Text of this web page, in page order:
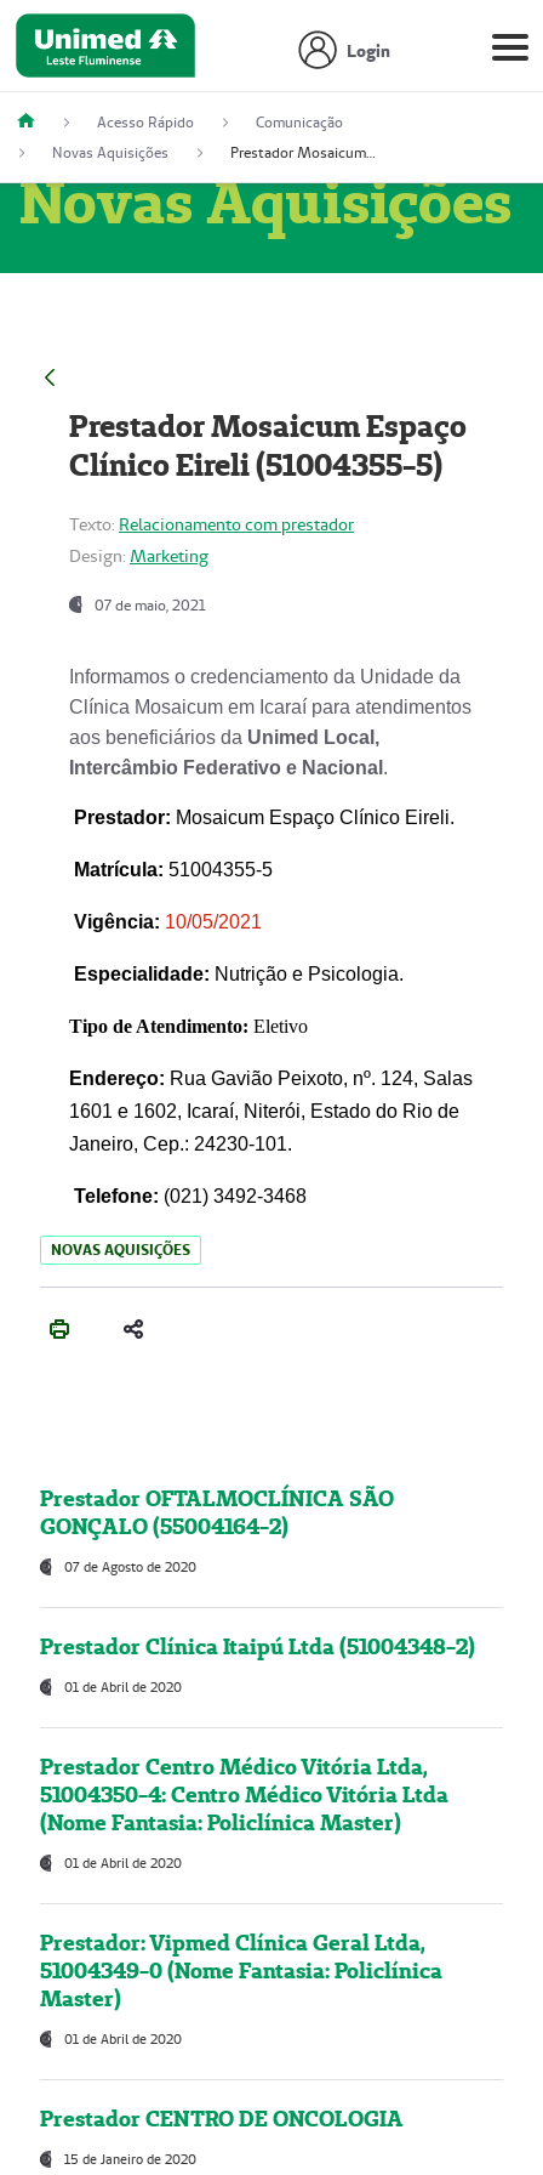
Login
Acesso Rápido
Comunicação
Novas Aquisições
Prestador Mosaicum Espaço Clínico Eireli (51004355-5)
Novas Aquisições
Prestador Mosaicum Espaço
Clínico Eireli (51004355-5)
Texto: Relacionamento com prestador
Design: Marketing
07 de maio, 2021
Informamos o credenciamento da Unidade da
Clínica Mosaicum em Icaraí para atendimentos
aos beneficiários da Unimed Local,
Intercâmbio Federativo e Nacional .
Prestador: Mosaicum Espaço Clínico Eireli.
Matrícula: 51004355-5
Vigência: 10/05/2021
Especialidade: Nutrição e Psicologia.
Tipo de Atendimento: Eletivo
Endereço: Rua Gavião Peixoto, nº. 124, Salas
1601 e 1602, Icaraí, Niterói, Estado do Rio de
Janeiro, Cep.: 24230-101.
Telefone: (021) 3492-3468
NOVAS AQUISIÇÕES
Prestador OFTALMOCLÍNICA SÃO
GONÇALO (55004164-2)
07 de Agosto de 2020
Prestador Clínica Itaipú Ltda (51004348-2)
01 de Abril de 2020
Prestador Centro Médico Vitória Ltda,
51004350-4: Centro Médico Vitória Ltda
(Nome Fantasia: Policlínica Master)
01 de Abril de 2020
Prestador: Vipmed Clínica Geral Ltda,
51004349-0 (Nome Fantasia: Policlínica
Master)
01 de Abril de 2020
Prestador CENTRO DE ONCOLOGIA
15 de Janeiro de 2020